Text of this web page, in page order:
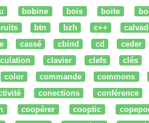
bobine bois boite
btn bzh c++
cassé cbind cd ceder
clavier clefs clés
color commande commons
conections conférence
coopérer cooptic